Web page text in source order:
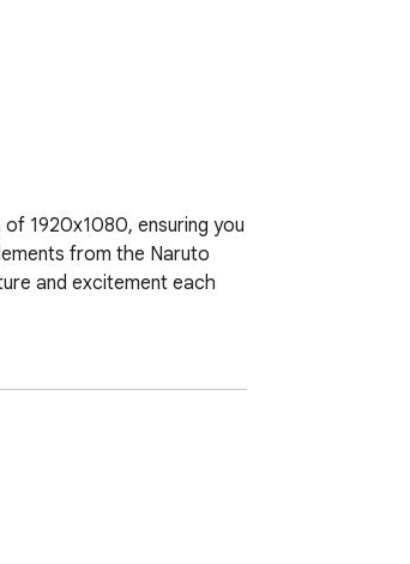
1920x1080, ensuring you
from the Naruto
and excitement each